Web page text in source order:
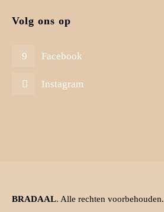
Volg ons op
Facebook
Instagram
BRADAAL. Alle rechten voorbehouden.